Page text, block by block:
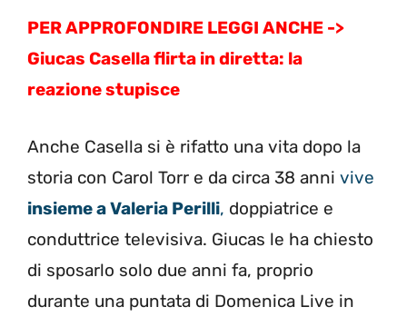
PER APPROFONDIRE LEGGI ANCHE ->
Giucas Casella flirta in diretta: la
reazione stupisce
Anche Casella si è rifatto una vita dopo la
storia con Carol Torr e da circa 38 anni vive
insieme a Valeria Perilli, doppiatrice e
conduttrice televisiva. Giucas le ha chiesto
di sposarlo solo due anni fa, proprio
durante una puntata di Domenica Live in